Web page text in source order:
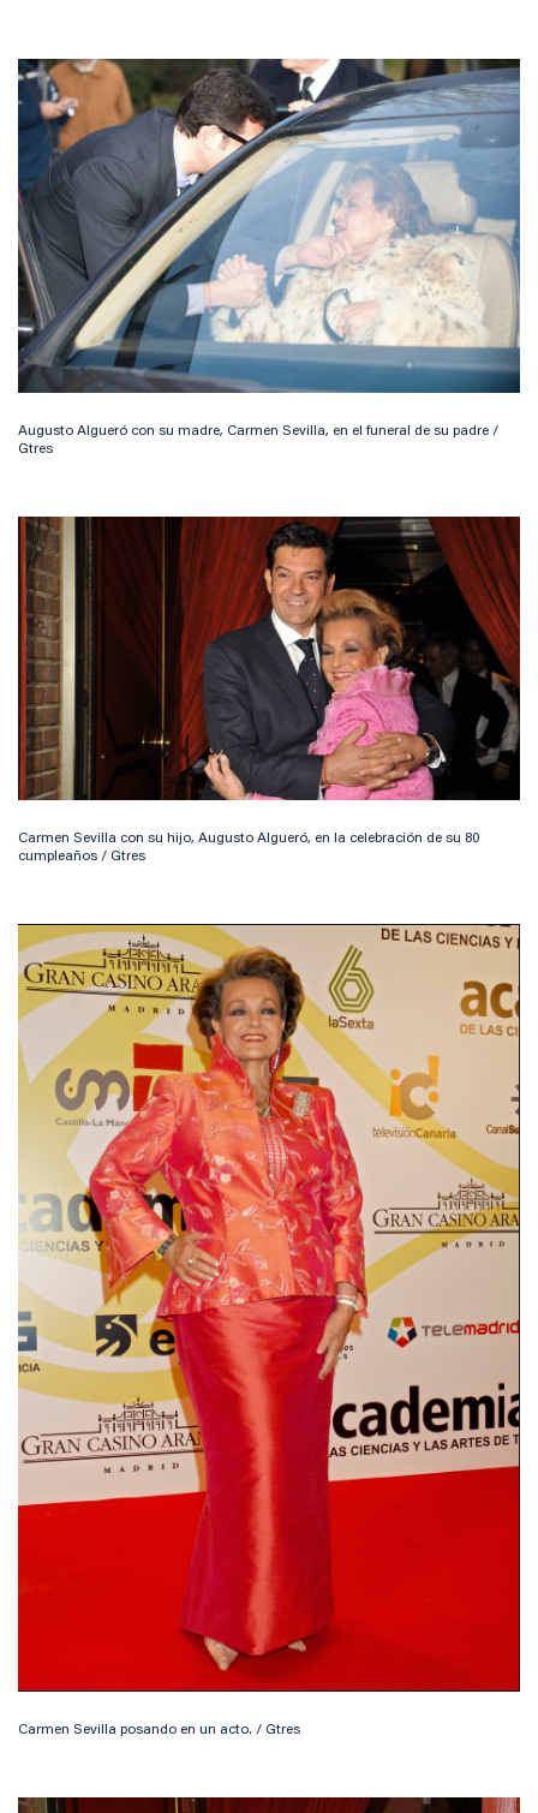
Augusto Algueró con su madre, Carmen Sevilla, en el funeral de su padre /
Gtres
Carmen Sevilla con su hijo, Augusto Algueró, en la celebración de su 80
cumpleaños / Gtres
Carmen Sevilla posando en un acto. / Gtres